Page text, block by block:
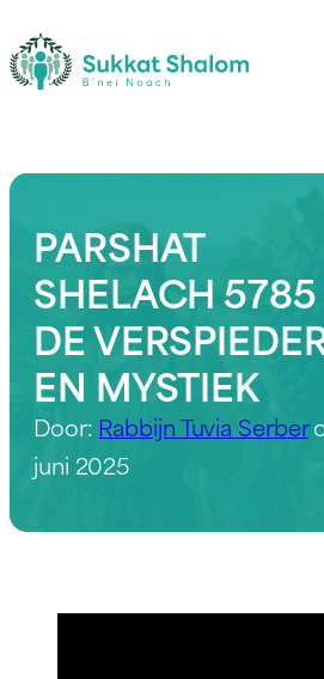
PARSHAT
SHELACH
DE
EN MYSTIEK
Door: Rabbijn Tuvia Serber
juni 2025